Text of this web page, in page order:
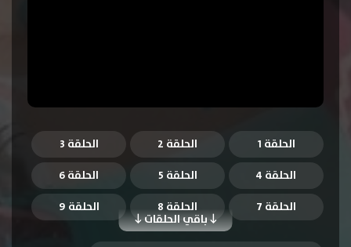
الحلقة 1 الحلقة 2
الحلقة 3
الحلقة 4
الحلقة 5 الحلقة 6
باقي الحلقات
الحلقة 7 الحلقة 8
الحلقة 9